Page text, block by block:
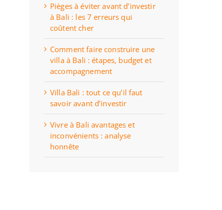
Pièges à éviter avant d’investir
à Bali : les 7 erreurs qui
coûtent cher
Comment faire construire une
villa à Bali : étapes, budget et
accompagnement
Villa Bali : tout ce qu’il faut
savoir avant d’investir
Vivre à Bali avantages et
inconvénients : analyse
honnête